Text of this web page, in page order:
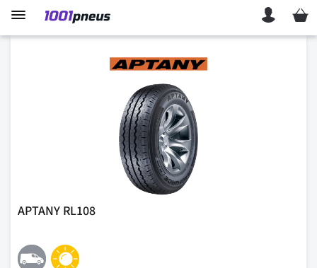
Mon
APTANY RL108